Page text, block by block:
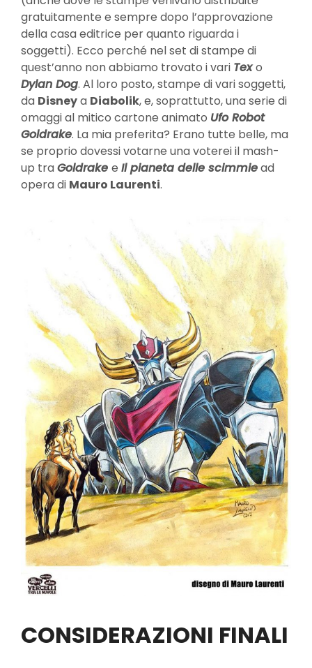
gratuitamente e sempre dopo l’approvazione
della casa editrice per quanto riguarda i
soggetti). Ecco perché nel set di stampe di
quest’anno non abbiamo trovato i vari Tex o
Dylan Dog. Al loro posto, stampe di vari soggetti,
da Disneya Diabolik, e, soprattutto, una serie di
omaggi al mitico cartone animato Ufo Robot
Goldrake. La mia preferita? Erano tutte belle, ma
se proprio dovessi votarne una voterei il mash-
up traGoldrake e Il pianeta delle scimmiead
opera di Mauro Laurenti.
CONSIDERAZIONI FINALI